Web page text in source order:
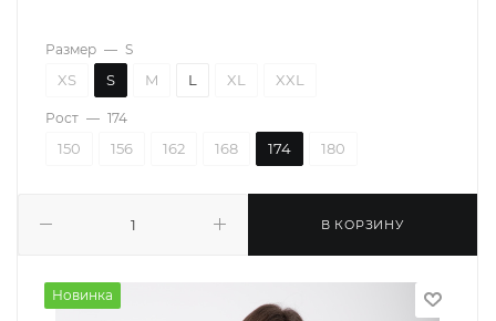
В КОРЗИНУ
Размер — S
XS S M L XL XXL
Рост — 174
150 156 162 168 174 180
Новинка